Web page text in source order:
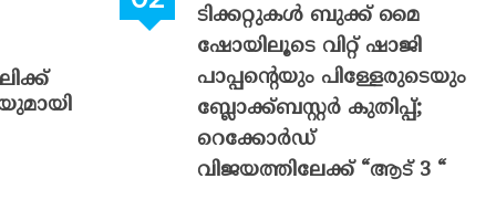
ടിക്കറ്റുകൾ ബുക്ക് മൈ
ഷോയിലൂടെ വിറ്റ് ഷാജി
പാപ്പന്റെയും പിള്ളേരുടെയും
ബ്ലോക്ക്ബസ്റ്റർ കുതിപ്പ്;
റെക്കോർഡ്
വിജയത്തിലേക്ക് “ആട് 3 “